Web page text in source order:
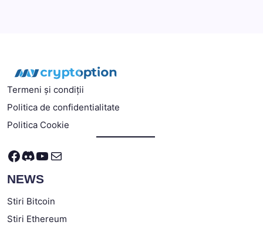
Termeni și condiții
Politica de confidentialitate
Politica Cookie
Facebook
Discord
YouTube
Mail
NEWS
Stiri Bitcoin
Stiri Ethereum